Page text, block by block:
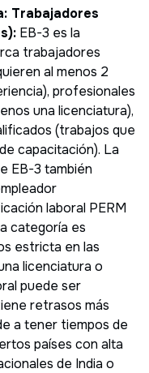
Trabajadores
EB-3 es la
trabajadores
al menos 2
profesionales
una licenciatura),
(trabajos que
capacitación). La
EB-3 también
laboral PERM
categoría es
estricta en las
licenciatura o
puede ser
retrasos más
a tener tiempos de
países con alta
de India o